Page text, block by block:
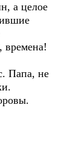
а целое
времена!
Папа, не